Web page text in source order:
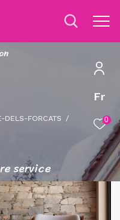
Fr
0
n
DELS-FORCATS
service